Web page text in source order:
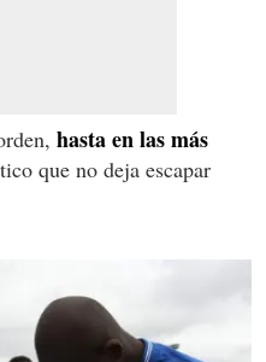
hasta en las más
que no deja escapar